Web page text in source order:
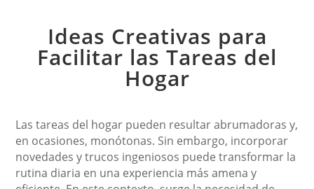
Ideas Creativas para
Facilitar las Tareas del
Hogar
Las tareas del hogar pueden resultar abrumadoras y,
en ocasiones, monótonas. Sin embargo, incorporar
novedades y trucos ingeniosos puede transformar la
rutina diaria en una experiencia más amena y